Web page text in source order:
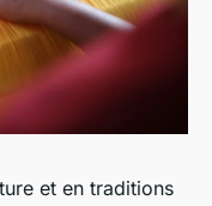
et en traditions